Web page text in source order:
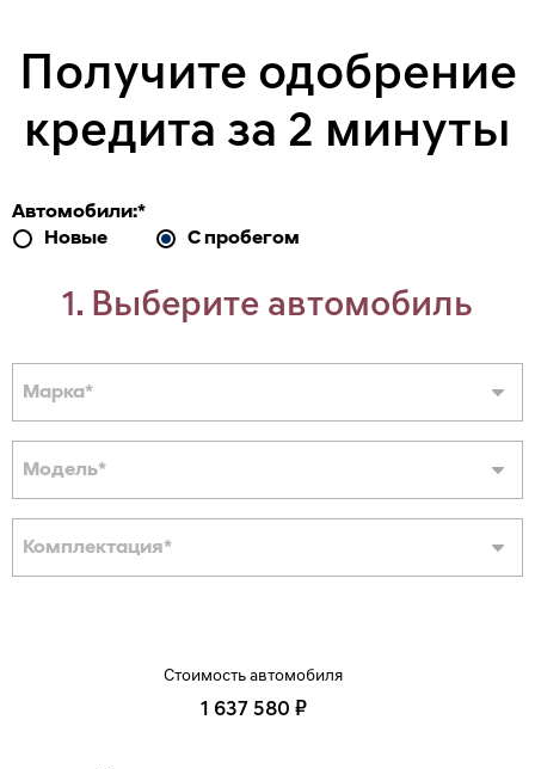
Получите одобрение
кредита за 2 минуты
Автомобили:*
Новые
С пробегом
1. Выберите автомобиль
Марка*
Модель*
Комплектация*
Стоимость автомобиля
1 637 580 ₽